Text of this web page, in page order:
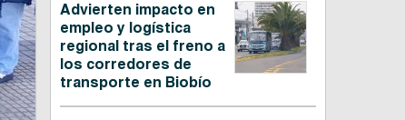
Advierten impacto en
empleo y logística
regional tras el freno a
los corredores de
transporte en Biobío